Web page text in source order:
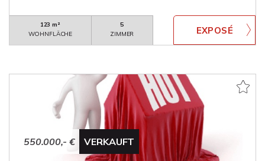
123 m²
WOHNFLÄCHE
5
ZIMMER
550.000,- € VERKAUFT